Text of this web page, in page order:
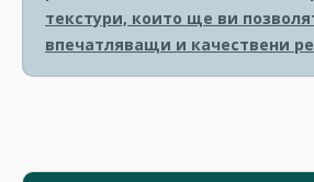
текстури, които ще ви
впечатляващи и качествени